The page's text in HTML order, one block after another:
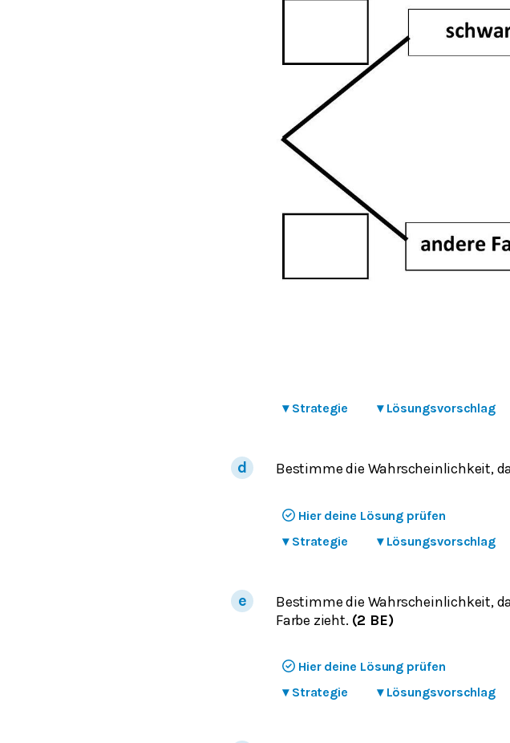
▾ Strategie ▾ Lösungsvorschlag
Bestimme die Wahrscheinlichkeit,
Hier deine Lösung prüfen
▾ Strategie ▾ Lösungsvorschlag
Bestimme die Wahrscheinlichkeit,
Farbe zieht. (2 BE)
Hier deine Lösung prüfen
▾ Strategie ▾ Lösungsvorschlag